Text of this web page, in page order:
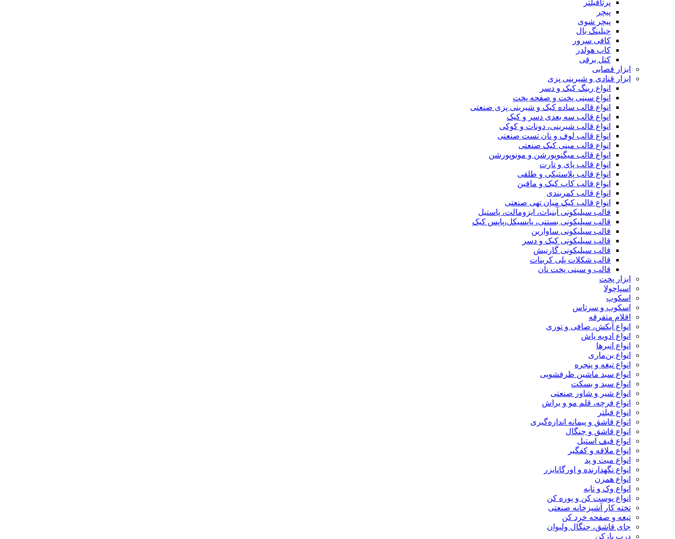
پرتافیلتر
پیچر
پیچر شوی
چیلینگ بال
کافی سرور
کاپ هولدر
کتل برقی
ابزار قصابی
ابزار قنادی و شیرینی پزی
انواع رینگ کیک و دسر
انواع سینی پخت و صفحه پخت
انواع قالب ساده کیک و شیرینی‌ پزی صنعتی
انواع قالب سه بعدی دسر و کیک
انواع قالب شیرینی، دونات و کوکی
انواع قالب لوف و نان تست صنعتی
انواع قالب مینی کیک صنعتی
انواع قالب میگنوپورشن و مونوپورشن
انواع قالب پای و تارت
انواع قالب پلاستیکی و طلقی
انواع قالب کاپ کیک و مافین
انواع قالب کمربندی
انواع قالب کیک میان تهی صنعتی
قالب سیلیکونی آبنبات، ایزومالت، پاستیل
قالب سیلیکونی بستنی، پاپسیکل،پاپس کیک
قالب سیلیکونی ساوارین
قالب سیلیکونی کیک و دسر
قالب سیلیکونی گارنیش
قالب شکلات پلی کربنات
قالب و سینی پخت نان
ابزار پخت
اسپاچولا
اسکوپ
اسکوپ و سرتاس
اقلام متفرقه
انواع آبکش، صافی و توری
انواع ادویه پاش
انواع انبرها
انواع بن‌ماری
انواع تیغه و پنجره
انواع سبد ماشین ظرفشویی
انواع سبد و بسکت
انواع شیر و شاور صنعتی
انواع فرچه، قلم مو و براش
انواع فیلتر
انواع قاشق و پیمانه اندازه‌گیری
انواع قاشق و چنگال
انواع قیف استیل
انواع ملاقه و کفگیر
انواع میت و پد
انواع نگهدارنده و اورگانایزر
انواع همزن
انواع وک و تابه
انواع پوست کن و پوره کن
تخته کار آشپزخانه صنعتی
تیغه و صفحه خرد کن
جای قاشق، چنگال ولیوان
درب بازکن